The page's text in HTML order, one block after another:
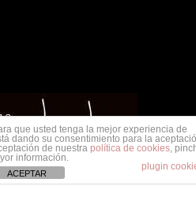
Menu legal
que usted tenga la mejor experiencia de
dando su consentimiento para la
de nuestra política de cookies,
información.
plugin
ACEPTAR